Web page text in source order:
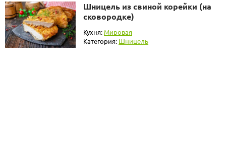
Шницель из свиной корейки (на
сковородке)
Кухня: Мировая
Категория: Шницель